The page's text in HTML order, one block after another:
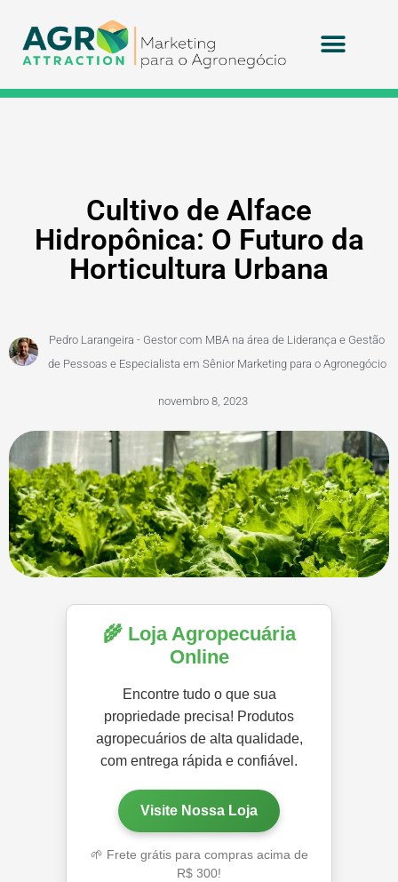
Cultivo de Alface
Hidropônica: O Futuro da
Horticultura Urbana
Pedro Larangeira - Gestor com MBA na área de Liderança e Gestão
de Pessoas e Especialista em Sênior Marketing para o Agronegócio
novembro 8, 2023
🌾 Loja Agropecuária
Online
Encontre tudo o que sua
propriedade precisa! Produtos
agropecuários de alta qualidade,
com entrega rápida e confiável.
Visite Nossa Loja
🌱 Frete grátis para compras acima de
R$ 300!